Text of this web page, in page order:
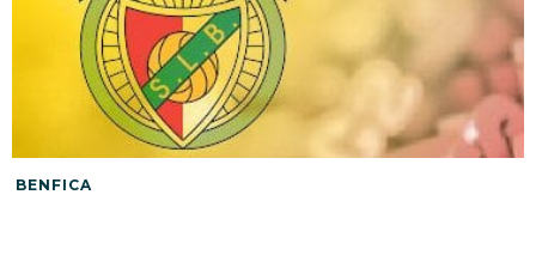
BENFICA